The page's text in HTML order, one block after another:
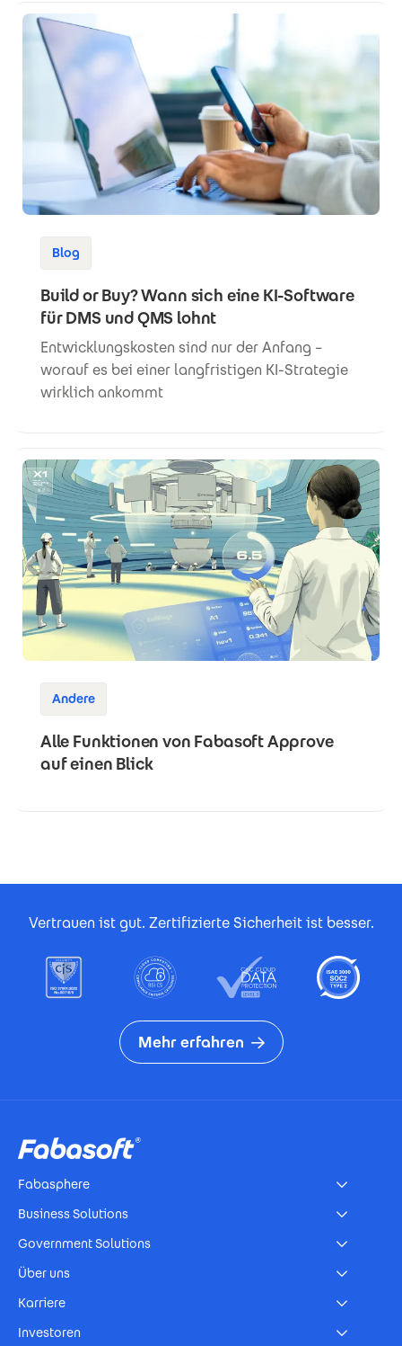
Blog
Build or Buy? Wann sich eine KI-Software
für DMS und QMS lohnt
Entwicklungskosten sind nur der Anfang –
worauf es bei einer langfristigen KI-Strategie
wirklich ankommt
Andere
Alle Funktionen von Fabasoft Approve
auf einen Blick
Vertrauen ist gut. Zertifizierte Sicherheit ist besser.
Mehr erfahren
Fabasphere
Business Solutions
Government Solutions
Über uns
Karriere
Investoren